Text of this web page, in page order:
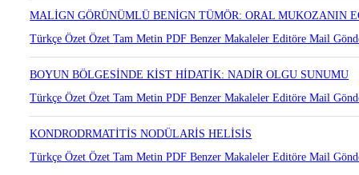
Türkçe ÖzetÖzetTam MetinPDFBenzer MakalelerEditöre Mail
MALİGN GÖRÜNÜMLÜ BENİGN TÜMÖR: ORAL MUKOZANIN
Türkçe ÖzetÖzetTam MetinPDFBenzer MakalelerEditöre Mail
BOYUN BÖLGESİNDE KİST HİDATİK: NADİR OLGU SUNUMU
Türkçe ÖzetÖzetTam MetinPDFBenzer Makaleler